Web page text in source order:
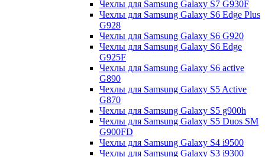
Чехлы для Samsung Galaxy S7 G930F
Чехлы для Samsung Galaxy S6 Edge Plus
G928
Чехлы для Samsung Galaxy S6 G920
Чехлы для Samsung Galaxy S6 Edge
G925F
Чехлы для Samsung Galaxy S6 active
G890
Чехлы для Samsung Galaxy S5 Active
G870
Чехлы для Samsung Galaxy S5 g900h
Чехлы для Samsung Galaxy S5 Duos SM
G900FD
Чехлы для Samsung Galaxy S4 i9500
Чехлы для Samsung Galaxy S3 i9300